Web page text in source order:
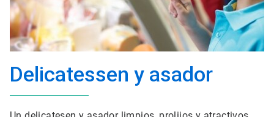
Delicatessen y asador